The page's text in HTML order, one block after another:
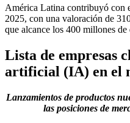
América Latina contribuyó con
2025, con una valoración de
que alcance los 400 millones de
Lista de empresas
artificial (IA) en el
Lanzamientos de productos
las posiciones de